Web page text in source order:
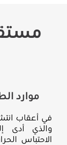
موارد
في أعقاب
والذي أدى
الاحتباس